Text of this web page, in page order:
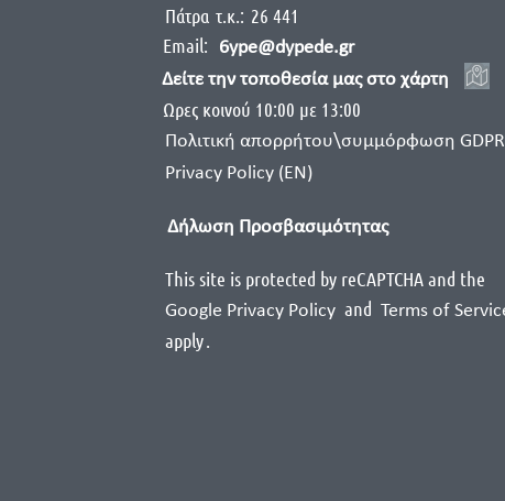
Πάτρα τ.κ.: 26 441
Email:
6ype@dypede.gr
Δείτε την τοποθεσία μας στο χάρτη
Ωρες κοινού 10:00 με 13:00
Πολιτική απορρήτου\συμμόρφωση GDPR
Privacy Policy (EN)
Δήλωση Προσβασιμότητας
This site is protected by reCAPTCHA and the
Google Privacy Policy and Terms of
apply.